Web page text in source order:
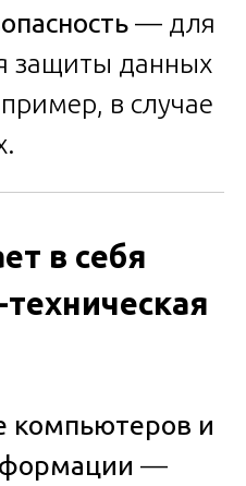
— для
защиты данных
в случае
в себя
компьютеров и
—